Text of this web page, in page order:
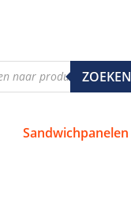
ZOEKEN
Sandwichpanelen